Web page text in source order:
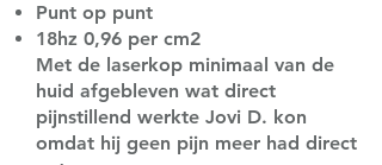
Punt op punt
18hz 0,96 per cm2
Met de laserkop minimaal van de
huid afgebleven wat direct
pijnstillend werkte Jovi D. kon
omdat hij geen pijn meer had direct